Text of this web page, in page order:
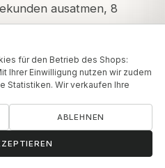
ausatmen, 8
mit Arbeit
ॐBrauchen Sie Hilfe?
für den Betrieb des Shops:
Ihrer Einwilligung nutzen wir zudem
Statistiken. Wir verkaufen Ihre
ABLEHNEN